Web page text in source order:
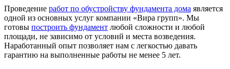
Проведение работ по обустройству фундамента дома является
одной из основных услуг компании «Вира групп». Мы
готовы построить фундамент любой сложности и любой
площади, не зависимо от условий и места возведения.
Наработанный опыт позволяет нам с легкостью давать
гарантию на выполненные работы не менее 5 лет.